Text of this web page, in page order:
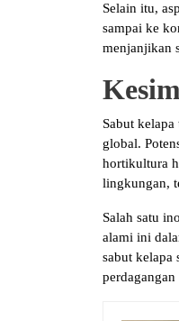
Selain itu,
sampai ke
menjanjikan
Sabut
global.
hortikultura
lingkungan,
Salah satu
alami ini
sabut kelapa